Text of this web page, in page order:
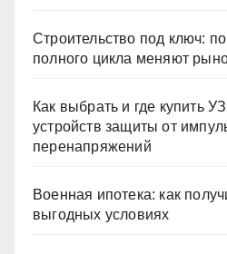
Строительство под ключ:
полного цикла меняют
Как выбрать и где купить
устройств защиты от
перенапряжений
Военная ипотека: как
выгодных условиях